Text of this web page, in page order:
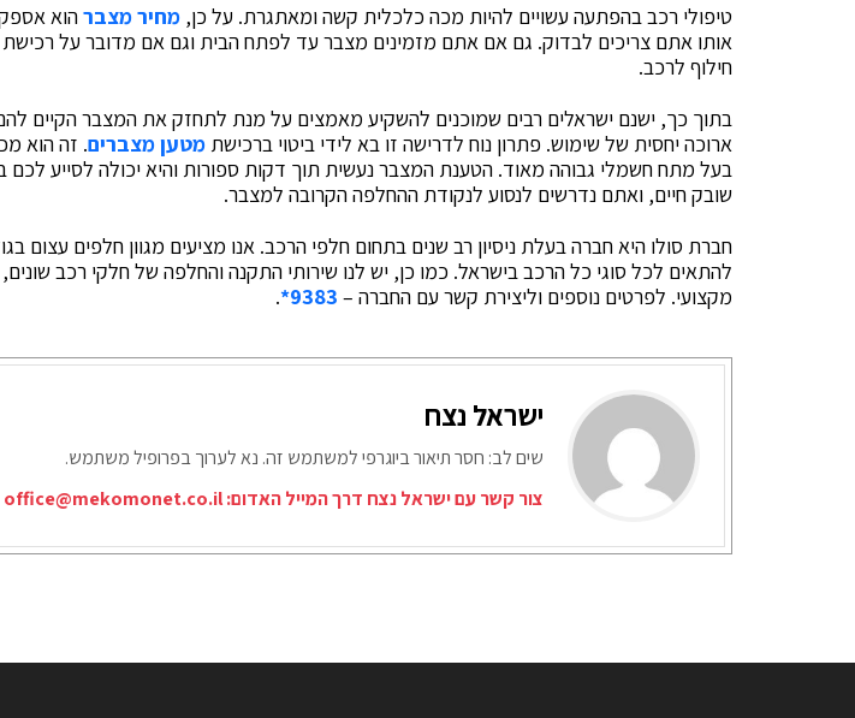
טיפולי רכב בהפתעה עשויים להיות מכה כלכלית קשה ומאתגרת. על כן, מחיר מצברהוא
אותו אתם צריכים לבדוק. גם אם אתם מזמינים מצבר עד לפתח הבית וגם אם מדובר על
חילוף לרכב.
בתוך כך, ישנם ישראלים רבים שמוכנים להשקיע מאמצים על מנת לתחזק את המצבר הקיים
ארוכה יחסית של שימוש. פתרון נוח לדרישה זו בא לידי ביטוי ברכישת מטען מצברים. זה הוא
בעל מתח חשמלי גבוהה מאוד. הטענת המצבר נעשית תוך דקות ספורות והיא יכולה לסייע לכם
שובק חיים, ואתם נדרשים לנסוע לנקודת ההחלפה הקרובה למצבר.
חברת סולו היא חברה בעלת ניסיון רב שנים בתחום חלפי הרכב. אנו מציעים מגוון חלפים עצום
להתאים לכל סוגי כל הרכב בישראל. כמו כן, יש לנו שירותי התקנה והחלפה של חלקי רכב שונים,
מקצועי. לפרטים נוספים וליצירת קשר עם החברה – 9383*
.
ישראל נצח
שים לב: חסר תיאור ביוגרפי למשתמש זה. נא לערוך בפרופיל משתמש.
צור קשר עם ישראל נצח דרך המייל האדום:office@mekomonet.co.il